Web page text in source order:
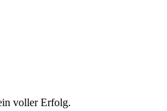
voller Erfolg.